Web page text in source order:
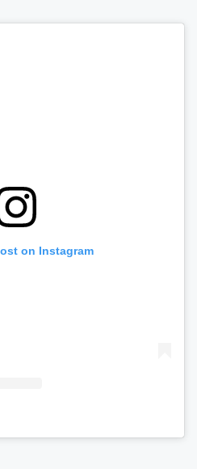
on Instagram